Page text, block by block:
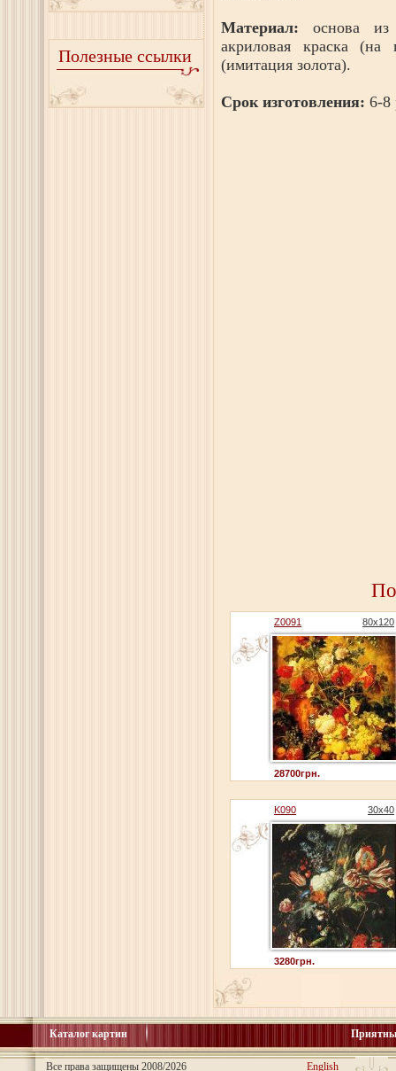
Полезные ссылки
Материал:основа
акриловая краска
(имитация золота).
Срок изготовления: 6-8
Z0091 80x120
28700грн.
K090 30x40
3280грн.
Каталог картин
Все права защищены 2008/2026 English